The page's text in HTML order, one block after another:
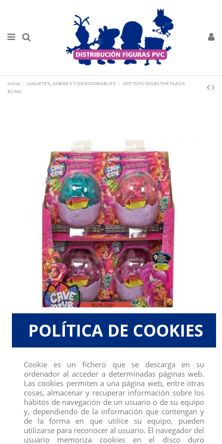
Inicio JUGUETES, SOBRES Y COLECCIONABLES
HOT TOYS COSBI THE FLASH
BLIND
HOT TOYS COSBI THE FLASH BLIND
Referencia 3027
POLÍTICA DE COOKIES
Cookie es un fichero que se descarga en su
ordenador al acceder a determinadas páginas web.
Las cookies permiten a una página web, entre otras
cosas, almacenar y recuperar información sobre los
hábitos de navegación de un usuario o de su equipo
y, dependiendo de la información que contengan y
de la forma en que utilice su equipo, pueden
utilizarse para reconocer al usuario. El navegador del
usuario memoriza cookies en el disco duro